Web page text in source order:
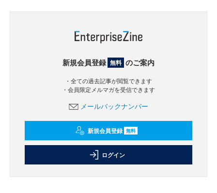
新規会員登録 無料 のご案内
・全ての過去記事が閲覧できます
・会員限定メルマガを受信できます
メールバックナンバー
新規会員登録 無料
ログイン